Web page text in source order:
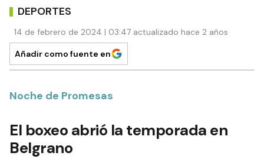
DEPORTES
14 de febrero de 2024 | 03:47 actualizado hace 2 años
Añadir como fuente en
Noche de Promesas
El boxeo abrió la temporada en
Belgrano